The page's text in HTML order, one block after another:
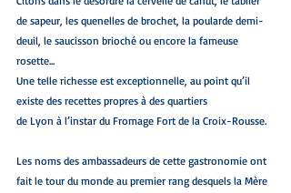
de sapeur, les quenelles de brochet, la poularde demi-
deuil, le saucisson brioché ou encore la fameuse
rosette...
Une telle richesse est exceptionnelle, au point qu’il
existe des recettes propres à des quartiers
de Lyon à l’instar du Fromage Fort de la Croix-Rousse.
Les noms des ambassadeurs de cette gastronomie ont
fait le tour du monde au premier rang desquels la Mère